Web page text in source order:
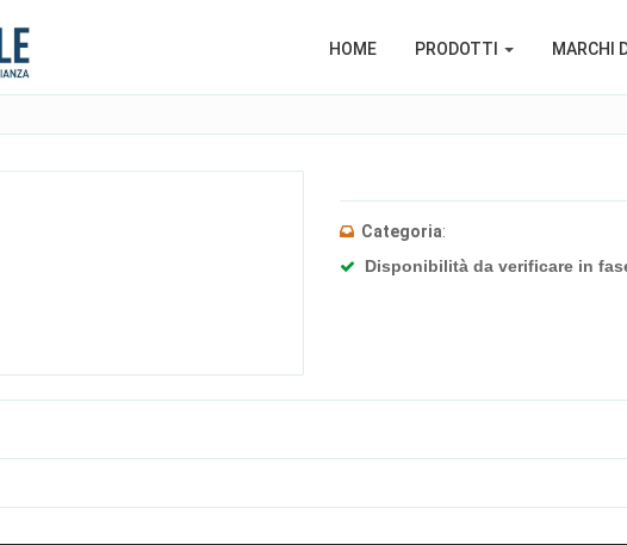
HOME PRODOTTI MARCHI
Categoria:
Disponibilità da verificare in